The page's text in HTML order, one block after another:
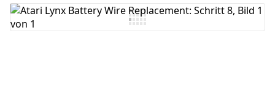
Kommentar hinzufügen